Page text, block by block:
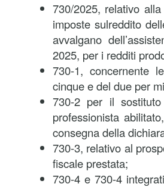
730/2025, relativo
imposte sulreddito
avvalgano
2025, per i redditi
730-1, concernente
cinque e del due per
730-2 per il
professionista
consegna della
730-3, relativo al
fiscale prestata;
730-4 e 730-4